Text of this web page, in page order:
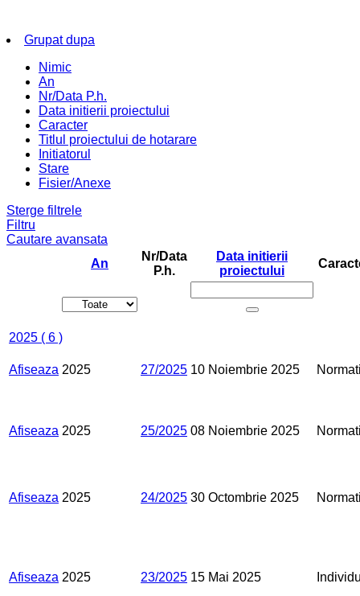
Grupat dupa
Nimic
An
Nr/Data P.h.
Data initierii proiectului
Caracter
Titlul proiectului de hotarare
Initiatorul
Stare
Fisier/Anexe
Sterge filtrele
Filtru
Cautare avansata
An
Nr/Data
P.h.
Data initierii
proiectului
2025 ( 6 )
Afiseaza 2025 27/2025 10 Noiembrie 2025
Afiseaza 2025 25/2025 08 Noiembrie 2025
Afiseaza 2025 24/2025 30 Octombrie 2025
Afiseaza 2025 23/2025 15 Mai 2025